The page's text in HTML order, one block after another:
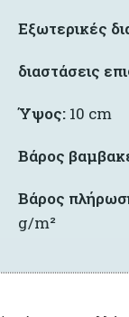
Εξωτερικές
διαστάσεις
Ύψος: 10 cm
Βάρος
Βάρος
g/m²